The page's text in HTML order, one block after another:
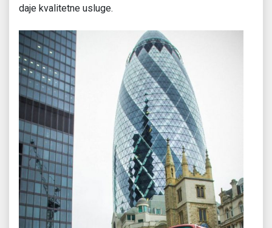
daje kvalitetne usluge.